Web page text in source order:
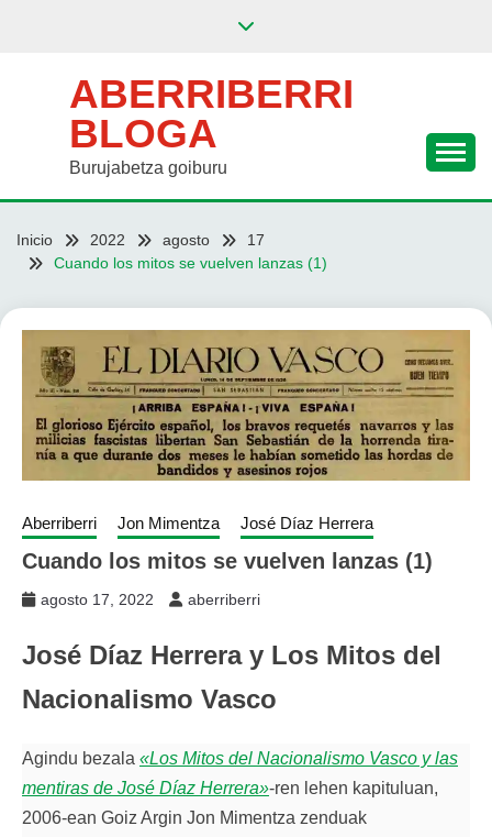
ABERRIBERRI
BLOGA
Burujabetza goiburu
Inicio 2022 agosto
17
Cuando los mitos se vuelven lanzas (1)
Aberriberri Jon Mimentza José Díaz Herrera
Cuando los mitos se vuelven lanzas (1)
agosto 17, 2022 aberriberri
José Díaz Herrera y Los Mitos del
Nacionalismo Vasco
Agindu bezala «Los Mitos del Nacionalismo Vasco y las
mentiras de José Díaz Herrera»-ren lehen kapituluan,
2006-ean Goiz Argin Jon Mimentza zenduak